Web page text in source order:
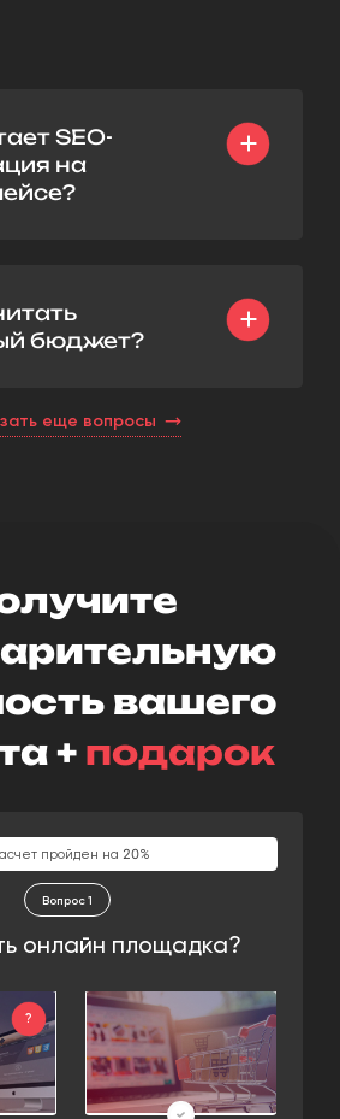
SEO-
на
бюджет?
еще вопросы
вашего
+ подарок
пройден на 20%
Вопрос 1
онлайн площадка?
?